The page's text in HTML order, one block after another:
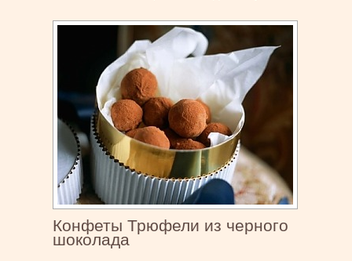
Конфеты Трюфели из черного
шоколада